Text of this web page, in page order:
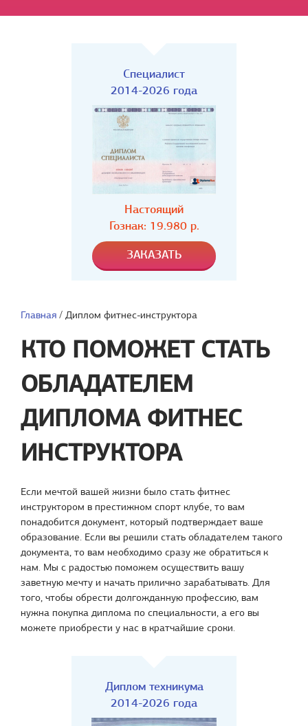
Специалист
2014-2026 года
Настоящий
Гознак: 19.980 р.
Главная / Диплом фитнес-инструктора
КТО ПОМОЖЕТ СТАТЬ
ОБЛАДАТЕЛЕМ
ДИПЛОМА ФИТНЕС
ИНСТРУКТОРА
Если мечтой вашей жизни было стать фитнес
инструктором в престижном спорт клубе, то вам
понадобится документ, который подтверждает ваше
образование. Если вы решили стать обладателем такого
документа, то вам необходимо сразу же обратиться к
нам. Мы с радостью поможем осуществить вашу
заветную мечту и начать прилично зарабатывать. Для
того, чтобы обрести долгожданную профессию, вам
нужна покупка диплома по специальности, а его вы
можете приобрести у нас в кратчайшие сроки.
Диплом техникума
2014-2026 года